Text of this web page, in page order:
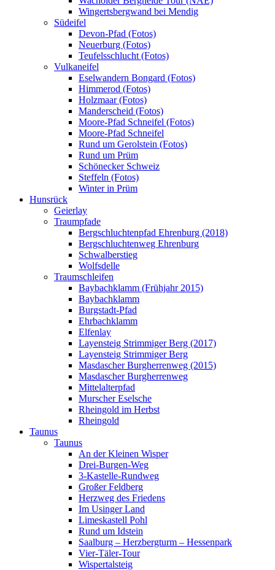
Wingertsbergwand bei Mendig
Südeifel
Devon-Pfad (Fotos)
Neuerburg (Fotos)
Teufelsschlucht (Fotos)
Vulkaneifel
Eselwandern Bongard (Fotos)
Himmerod (Fotos)
Holzmaar (Fotos)
Manderscheid (Fotos)
Moore-Pfad Schneifel (Fotos)
Moore-Pfad Schneifel
Rund um Gerolstein (Fotos)
Rund um Prüm
Schönecker Schweiz
Steffeln (Fotos)
Winter in Prüm
Hunsrück
Geierlay
Traumpfade
Bergschluchtenpfad Ehrenburg (2018)
Bergschluchtenweg Ehrenburg
Schwalberstieg
Wolfsdelle
Traumschleifen
Baybachklamm (Frühjahr 2015)
Baybachklamm
Burgstadt-Pfad
Ehrbachklamm
Elfenlay
Layensteig Strimmiger Berg (2017)
Layensteig Strimmiger Berg
Masdascher Burgherrenweg (2015)
Masdascher Burgherrenweg
Mittelalterpfad
Murscher Eselsche
Rheingold im Herbst
Rheingold
Taunus
Taunus
An der Kleinen Wisper
Drei-Burgen-Weg
3-Kastelle-Rundweg
Großer Feldberg
Herzweg des Friedens
Im Usinger Land
Limeskastell Pohl
Rund um Idstein
Saalburg – Herzbergturm – Hessenpark
Vier-Täler-Tour
Wispertalsteig